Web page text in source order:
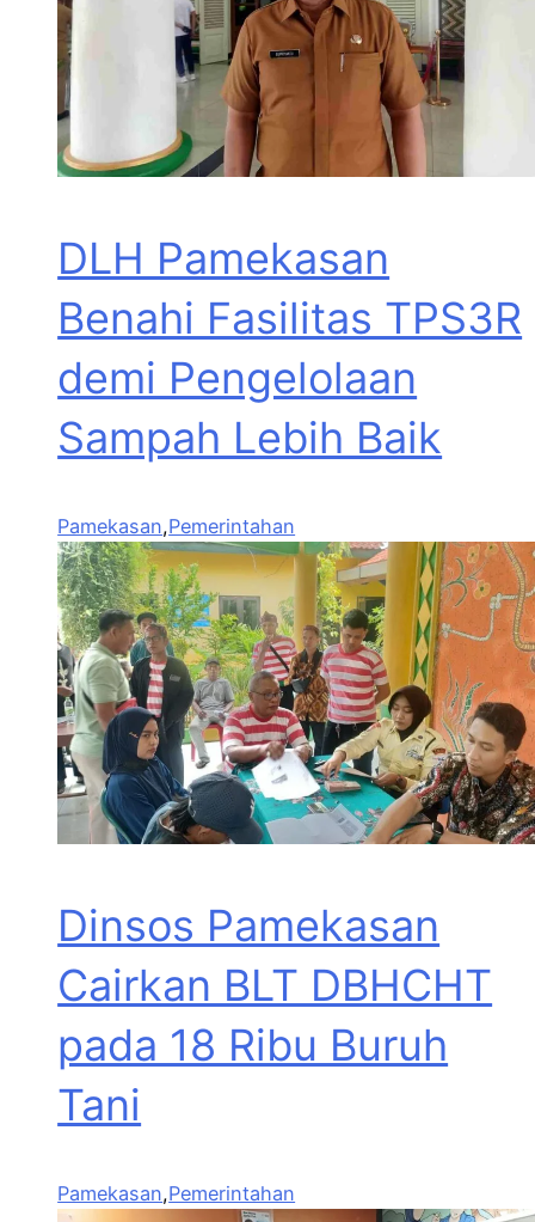
DLH Pamekasan
Benahi Fasilitas TPS3R
demi Pengelolaan
Sampah Lebih Baik
Pamekasan,Pemerintahan
Dinsos Pamekasan
Cairkan BLT DBHCHT
pada 18 Ribu Buruh
Tani
Pamekasan,Pemerintahan